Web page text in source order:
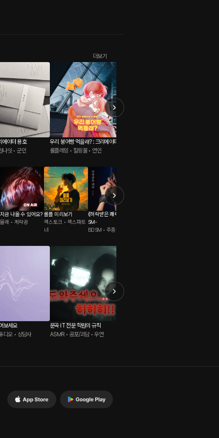
더보기
에이터 용호
나잇 • 군인
우리 붕어빵 먹을래? : 크리에이터 용
호
롤플레잉 • 힐링물 • 연인
지금 나올 수 있어요?
몰래 • 계략공
롤플 미리보기
섹스토크 • 섹스파트
너
《허락받은 쾌락》 -BD
SM-
BDSM • 주종관계
보세요
디오 • 상담사
문곡 IT 전문 학원의 규칙
ASMR • 공포/괴담 • 우연